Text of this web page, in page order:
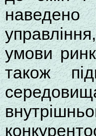
умови
також